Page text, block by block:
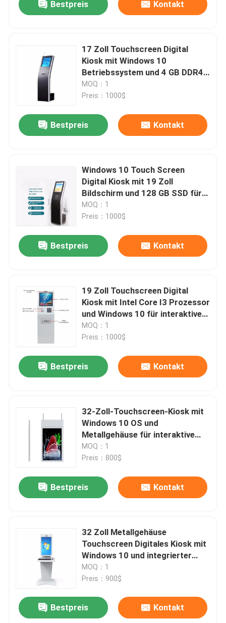
Über uns
Qualitätskontrolle
Kontaktiere uns
Nachrichten
Fordern Sie ein Zitat
Touchscreen Selbstbedienungskiosk
Selbstbestellungskiosk
Selbstbedienungssystem
Touch Screen Digital-Kiosk
Digital wechselwirkendes Whiteboard
Werbedisplay mit hoher Helligkeit
Aufzug, der Anzeige annonciert
Interaktiver Touchscreen-Tisch
Verstärkende Wand LCD
LCD, der Anzeige annonciert
Bestpreis Kontakt
17 Zoll Touchscreen Digital
Kiosk mit Windows 10
Betriebssystem und 4 GB DDR4-
Speicher für Self-Service-
Anwendungen
MOQ：1
Preis：1000$
Bestpreis Kontakt
Windows 10 Touch Screen
Digital Kiosk mit 19 Zoll
Bildschirm und 128 GB SSD für
interaktiven Selbstbedienung
MOQ：1
Preis：1000$
Bestpreis Kontakt
19 Zoll Touchscreen Digital
Kiosk mit Intel Core I3 Prozessor
und Windows 10 für interaktiven
Selbstbedienung
MOQ：1
Preis：1000$
Bestpreis Kontakt
32-Zoll-Touchscreen-Kiosk mit
Windows 10 OS und
Metallgehäuse für interaktive
digitale Displays
MOQ：1
Preis：800$
Bestpreis Kontakt
32 Zoll Metallgehäuse
Touchscreen Digitales Kiosk mit
Windows 10 und integrierter
Tastaturmaus
MOQ：1
Preis：900$
Bestpreis Kontakt